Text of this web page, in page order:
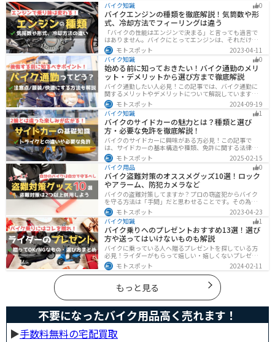
バイク知識 0
バイクエンジンの種類を徹底解説！気筒数や形
式、冷却方法でフィーリングは違う
「バイクの性能はエンジンで決まる」と言っても過言で
はありません。バイクにとってエンジンは、それだけ重
要なパーツなんです。エンジンの種類と特徴を知れば、
あなたもワンランク上のバイク選びができるようになり
ます！
モトスポット
2023-04-11
バイク知識
0
始める前に知っておきたい！バイク通勤のメリ
ット・デメリットから選び方まで徹底解説
バイク通勤したい人必見！この記事では、バイク通勤に
関するメリットやデメリットについて解説しています。
実は通勤時間を短縮できるメリットがありますが、会社
によっては許可されない場合もあるので、事前に確認が
必要です。この記事を読めばバイク通勤の始め方がわか
ります。
モトスポット
2024-09-19
バイク知識
1
バイクのサイドカーの魅力とは？種類と選び
方・必要な免許を徹底解説！
バイクのサイドカーに興味がある方必見！この記事で
は、サイドカーの基本構造や種類、免許に関する法律、
メンテナンス方法を解説しています。実は、サイドカー
は法律上、二輪車として扱われるため、排気量に応じた
二輪免許が必要です。この記事を読めば、サイドカーの
正しい楽しみ方がわかります。
モトスポット
2025-02-15
バイク用品
0
バイク盗難対策のオススメグッズ10選！ロック
やアラーム、防犯カメラなど
バイクの盗難対策してますか？プロの窃盗犯からバイク
を守る方法は「手間」だと思わせることです。その為に
は「チェーンロック 」「ディスクロック」などしっかり
と対策をしておきましょう。この記事では、すぐできる
バイクの盗難対策オススメグッズを紹介します。
モトスポット
2023-04-23
バイク知識
1
バイク乗りへのプレゼントおすすめ13選！選び
方や送ってはいけないものも解説
バイクに乗っている人へ贈るプレゼントを探している方
必見！ライダーがもらって嬉しい・嬉しくないプレゼン
トをまとめました。選び方やオススメのプレゼントも紹
介していますので、プレゼント選びの参考にしてくださ
い。
モトスポット 2024-02-11
もっと見る
不要になったバイク用品高く売れます！
▶︎手数料無料の宅配買取